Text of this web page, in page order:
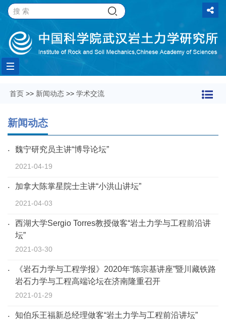
Toggle
navigation
首页 >> 新闻动态 >> 学术交流
新闻动态
魏宁研究员主讲“博导论坛”
2021-04-19
加拿大陈掌星院士主讲“小洪山讲坛”
2021-04-03
西湖大学Sergio Torres教授做客“岩土力学与工程前沿讲
坛”
2021-03-30
《岩石力学与工程学报》2020年“陈宗基讲座”暨川藏铁路
岩石力学与工程高端论坛在济南隆重召开
2021-01-29
知伯乐王福新总经理做客“岩土力学与工程前沿讲坛”